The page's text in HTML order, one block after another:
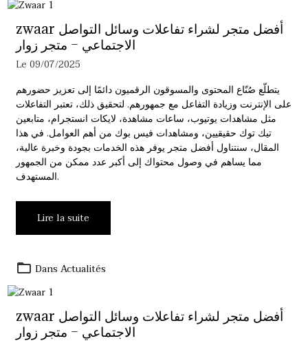
zwaar أفضل متجر لشراء تفاعلات وسائل التواصل
الاجتماعي – متجر زوار
Le 09/07/2025
يتطلّع صُنّاع المحتوى والمسوقون الرقميون دائمًا إلى تعزيز حضورهم
على الإنترنت وزيادة التفاعل مع جمهورهم. لتحقيق ذلك، تعتبر التفاعلات
مثل مشاهدات يوتيوب، ساعات مشاهدة، لايكات انستجرام، متابعين
تيك توك حقيقيين، ومشاهدات فيس بوك من أهم العوامل. في هذا
المقال، سنتناول أفضل متجر يوفر هذه الخدمات بجودة وخبرة عالية،
مما يساهم في وصول محتواك إلى أكبر عدد ممكن من الجمهور
المستهدف.
Lire la suite
Dans Actualités
zwaar أفضل متجر لشراء تفاعلات وسائل التواصل
الاجتماعي – متجر زوار